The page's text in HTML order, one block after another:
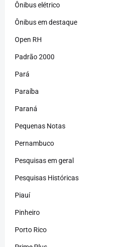
Ônibus elétrico
Ônibus em destaque
Open RH
Padrão 2000
Pará
Paraíba
Paraná
Pequenas Notas
Pernambuco
Pesquisas em geral
Pesquisas Históricas
Piauí
Pinheiro
Porto Rico